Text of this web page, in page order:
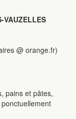
VAUZELLES
@ orange.fr)
pains et pâtes,